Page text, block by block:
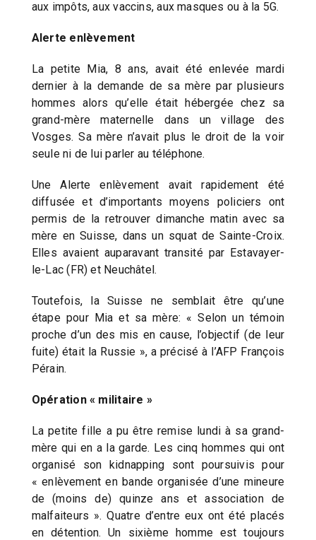
aux impôts, aux vaccins, aux masques ou à la 5G.
Alerte enlèvement
La petite Mia, 8 ans, avait été enlevée mardi
dernier à la demande de sa mère par plusieurs
hommes alors qu’elle était hébergée chez sa
grand-mère maternelle dans un village des
Vosges. Sa mère n’avait plus le droit de la voir
seule ni de lui parler au téléphone.
Une Alerte enlèvement avait rapidement été
diffusée et d’importants moyens policiers ont
permis de la retrouver dimanche matin avec sa
mère en Suisse, dans un squat de Sainte-Croix.
Elles avaient auparavant transité par Estavayer-
le-Lac (FR) et Neuchâtel.
Toutefois, la Suisse ne semblait être qu’une
étape pour Mia et sa mère: « Selon un témoin
proche d’un des mis en cause, l’objectif (de leur
fuite) était la Russie », a précisé à l’AFP François
Pérain.
Opération « militaire »
La petite fille a pu être remise lundi à sa grand-
mère qui en a la garde. Les cinq hommes qui ont
organisé son kidnapping sont poursuivis pour
« enlèvement en bande organisée d’une mineure
de (moins de) quinze ans et association de
malfaiteurs ». Quatre d’entre eux ont été placés
en détention. Un sixième homme est toujours